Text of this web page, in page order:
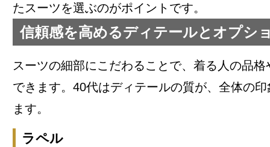
たスーツを選ぶのがポイントです。
信頼感を高めるディテールとオプシ
スーツの細部にこだわることで、着る人の品
できます。40代はディテールの質が、全体の
ます。
ラペル